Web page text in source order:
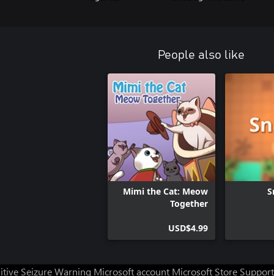
People also like
Mimi the Cat: Meow
Together
USD$4.99
Seizure Warning Microsoft account Microsoft Store Support